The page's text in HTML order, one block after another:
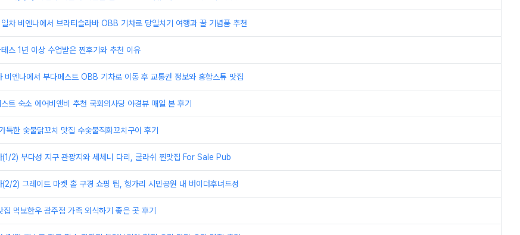
차 비엔나에서 브라티슬라바 OBB 기차로 당일치기 여행과 꿀 기념품 추천
스 1년 이상 수업받은 찐후기와 추천 이유
비엔나에서 부다페스트 OBB 기차로 이동 후 교통권 정보와 홍합스튜 맛집
트 숙소 에어비앤비 추천 국회의사당 야경뷰 매일 본 후기
득한 숯불닭꼬치 맛집 수숯불직화꼬치구이 후기
(1/2) 부다성 지구 관광지와 세체니 다리, 굴라쉬 찐맛집 For Sale Pub
2) 그레이트 마켓 홀 구경 쇼핑 팁, 헝가리 시민공원 내 버이더후녀드성
먹보한우 광주점 가족 외식하기 좋은 곳 후기